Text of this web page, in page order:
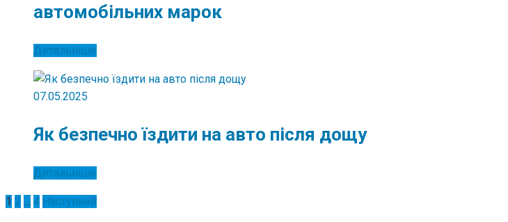
автомобільних марок
Детальніше
07.05.2025
Як безпечно їздити на авто після дощу
Детальніше
Пагінація
1 2 … 4 Наступний